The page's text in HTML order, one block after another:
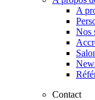
A
Nos
Contact